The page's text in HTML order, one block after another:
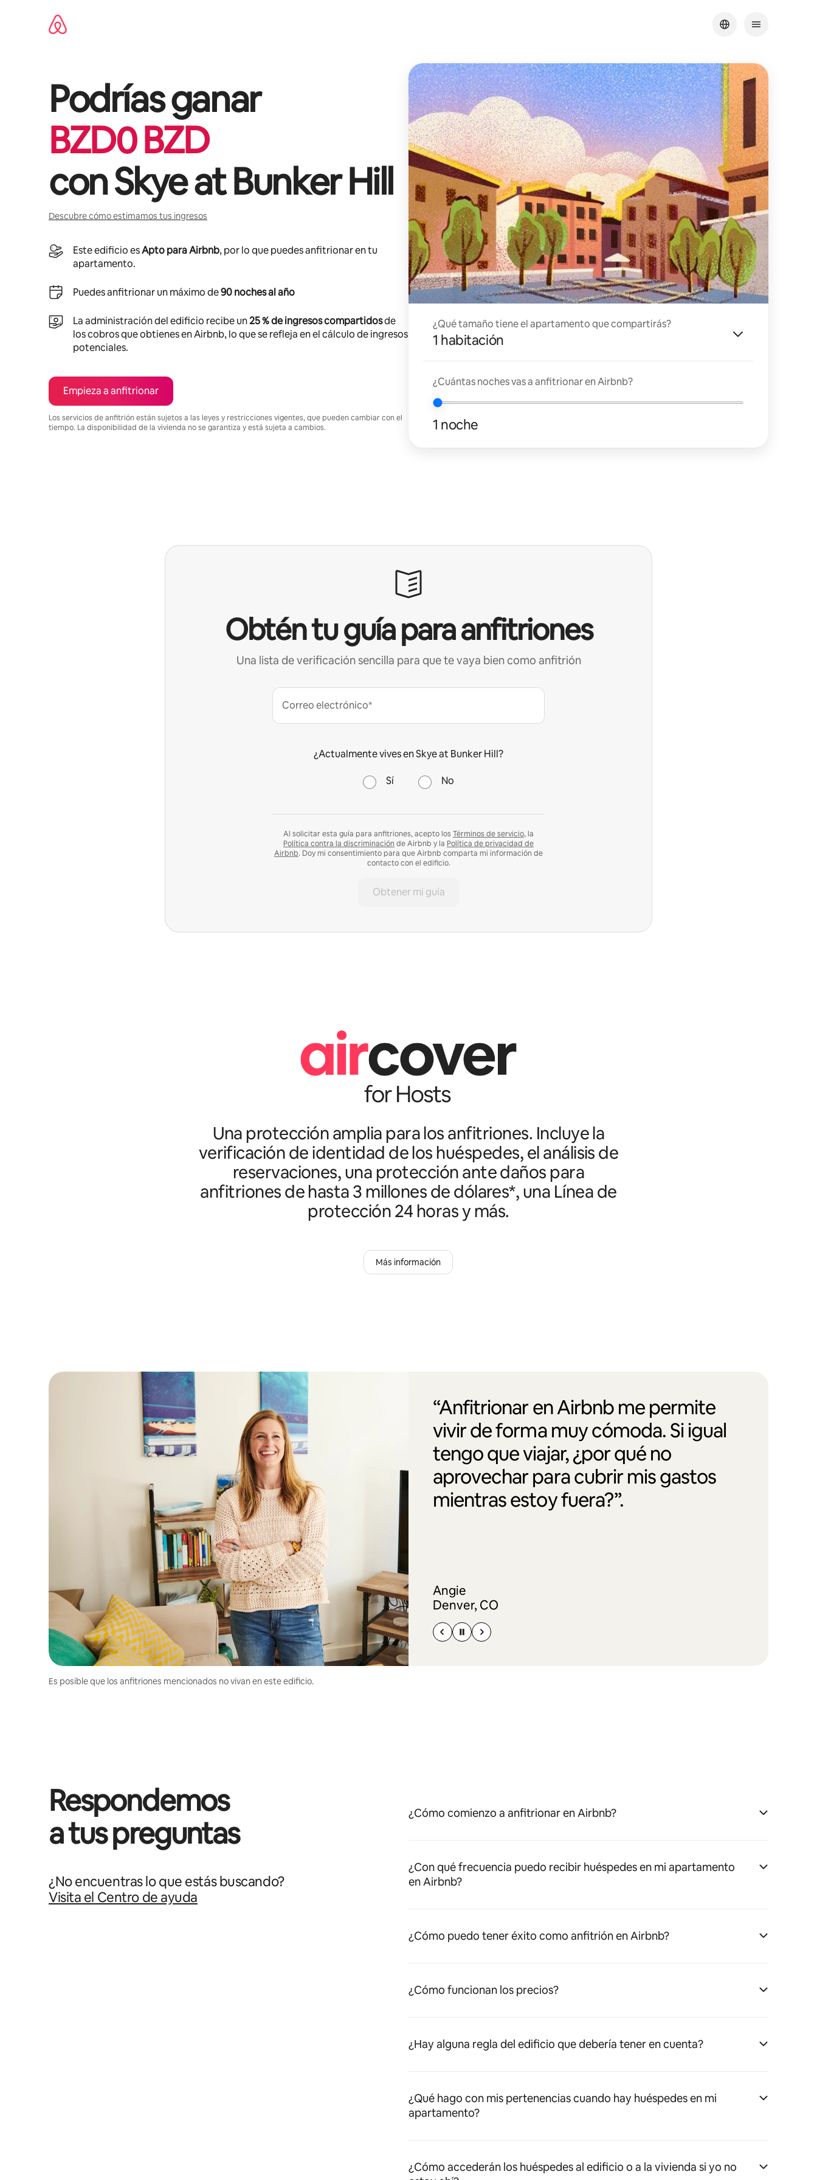
Podrías ganar
BZD0BZD
conSkye at Bunker Hill
Descubre cómo estimamos tus ingresos
Este edificio esApto para Airbnb, por lo que puedes anfitrionar en tu
apartamento.
Puedes anfitrionar un máximo de90 noches al año
La administración del edificio recibe un25 % de ingresos compartidosde
los cobros que obtienes en Airbnb, lo que se refleja en el cálculo de ingresos
potenciales.
Empieza a anfitrionar
Los servicios de anfitrión están sujetos a las leyes y restricciones vigentes, que pueden cambiar con el
tiempo. La disponibilidad de la vivienda no se garantiza y está sujeta a cambios.
¿Qué tamaño tiene el apartamento que compartirás?
1 habitación
¿Cuántas noches vas a anfitrionar en Airbnb?
1 noche
Obtén tu guía para anfitriones
Una lista de verificación sencilla para que te vaya bien como anfitrión
Correo electrónico*
¿Actualmente vives en Skye at Bunker Hill?
Sí No
Al solicitar esta guía para anfitriones, acepto los Términos de servicio, la
Política contra la discriminación de Airbnb y la Política de privacidad de
Airbnb. Doy mi consentimiento para que Airbnb comparta mi información de
contacto con el edificio.
Obtener mi guía
Una protección amplia para los anfitriones. Incluye la
verificación de identidad de los huéspedes, el análisis de
reservaciones, una protección ante daños para
anfitriones de hasta 3 millones de dólares*, una Línea de
protección 24 horas y más.
Más información
“Anfitrionar en Airbnb me permite
vivir de forma muy cómoda. Si igual
tengo que viajar, ¿por qué no
aprovechar para cubrir mis gastos
mientras estoy fuera?”.
Angie
Denver, CO
Es posible que los anfitriones mencionados no vivan en este edificio.
Respondemos
a tus preguntas
¿No encuentras lo que estás buscando?
Visita el Centro de ayuda
¿Cómo comienzo a anfitrionar en Airbnb?
¿Con qué frecuencia puedo recibir huéspedes en mi apartamento
en Airbnb?
¿Cómo puedo tener éxito como anfitrión en Airbnb?
¿Cómo funcionan los precios?
¿Hay alguna regla del edificio que debería tener en cuenta?
¿Qué hago con mis pertenencias cuando hay huéspedes en mi
apartamento?
¿Cómo accederán los huéspedes al edificio o a la vivienda si yo no